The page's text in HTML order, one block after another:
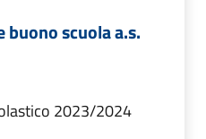
scuola a.s.
2023/2024